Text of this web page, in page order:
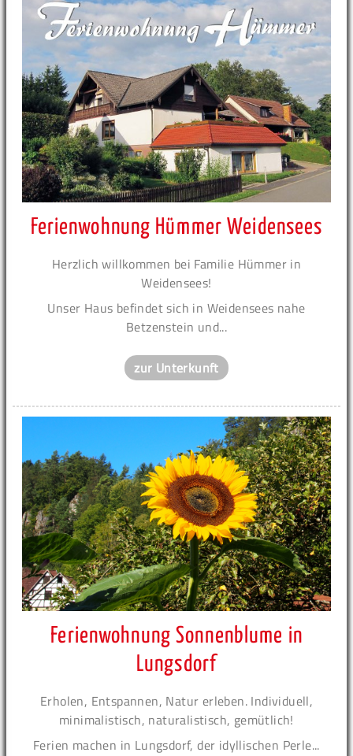
Ferienwohnung Hümmer Weidensees
Herzlich willkommen bei Familie Hümmer in
Weidensees!
Unser Haus befindet sich in Weidensees nahe
Betzenstein und...
zur Unterkunft
Ferienwohnung Sonnenblume in
Lungsdorf
Erholen, Entspannen, Natur erleben. Individuell,
minimalistisch, naturalistisch, gemütlich!
Ferien machen in Lungsdorf, der idyllischen Perle...